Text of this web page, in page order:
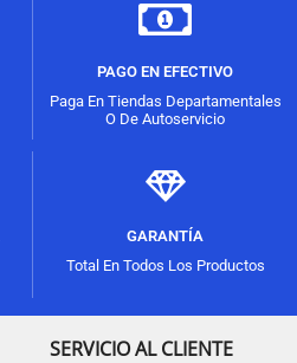
PAGO EN EFECTIVO
Paga En Tiendas Departamentales
O De Autoservicio
GARANTÍA
Total En Todos Los Productos
SERVICIO AL CLIENTE